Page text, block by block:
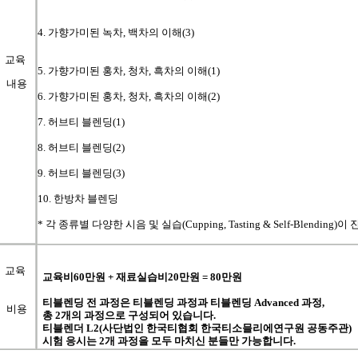
교육
내용
4. 가향가미된 녹차, 백차의 이해(3)
5. 가향가미된 홍차, 청차, 흑차의 이해(1)
6. 가향가미된 홍차, 청차, 흑차의 이해(2)
7. 허브티 블렌딩(1)
8. 허브티 블렌딩(2)
9. 허브티 블렌딩(3)
10. 한방차 블렌딩
* 각 종류별 다양한 시음 및 실습(Cupping, Tasting &Self-Blending)이
교육
비용
교육비60만원 +재료실습비20만원 = 80만원
티블렌딩 전 과정은 티블렌딩 과정과 티블렌딩 Advanced과정,
총 2개의 과정으로 구성되어 있습니다.
티블렌더 L2(사단법인 한국티협회 한국티소믈리에연구원 공동주관)
시험 응시는 2개 과정을 모두 마치신 분들만 가능합니다.